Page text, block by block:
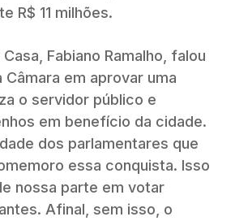
R$ 11 milhões.
Fabiano Ramalho, falou
em aprovar uma
o servidor público e
em benefício da cidade.
dos parlamentares que
essa conquista. Isso
nossa parte em votar
Afinal, sem isso, o